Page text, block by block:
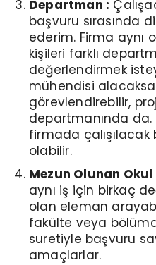
Departman :
başvuru sırasında
ederim. Firma aynı
kişileri farklı
değerlendirmek
mühendisi
görevlendirebilir,
departmanında da.
firmada
olabilir.
Mezun Olunan Okul
aynı iş için birkaç
olan eleman
fakülte veya
suretiyle başvuru
amaçlarlar.